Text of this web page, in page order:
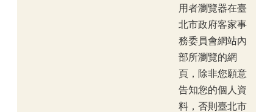
用者瀏覽器在臺
北市政府客家事
務委員會網站內
部所瀏覽的網
頁，除非您願意
告知您的個人資
料，否則臺北市